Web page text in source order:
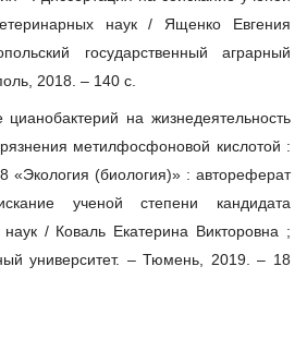
наук / Ященко Евгения
государственный аграрный
2018. – 140 с.
на жизнедеятельность
метилфосфоновой кислотой :
«Экология (биология)» : автореферат
ученой степени кандидата
наук / Коваль Екатерина Викторовна ;
университет. – Тюмень, 2019. – 18